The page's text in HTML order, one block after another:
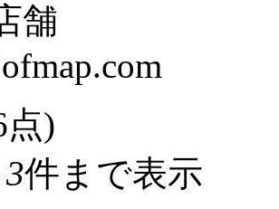
舗
点)
3件まで表示